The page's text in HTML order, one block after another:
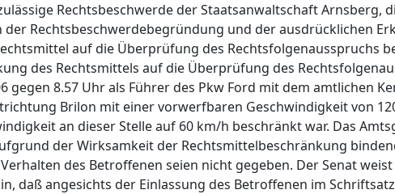
Rechtsbeschwerde der Staatsanwaltschaft Arnsberg,
der Rechtsbeschwerdebegründung und der ausdrücklichen
auf die Überprüfung des Rechtsfolgenausspruchs
des Rechtsmittels auf die Überprüfung des
gegen 8.57 Uhr als Führer des Pkw Ford mit dem amtlichen
Brilon mit einer vorwerfbaren Geschwindigkeit von
an dieser Stelle auf 60 km/h beschränkt war. Das
der Wirksamkeit der Rechtsmittelbeschränkung
des Betroffenen seien nicht gegeben. Der Senat
daß angesichts der Einlassung des Betroffenen im